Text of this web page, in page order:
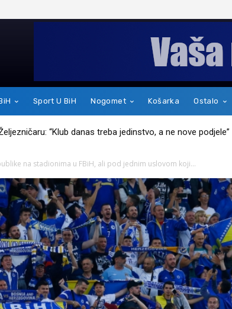
Sport U BiH Nogomet Košarka Ostalo
kakav je zapravo čovjek
na stadionima u FBiH, ali pod jednim uslovom koji...